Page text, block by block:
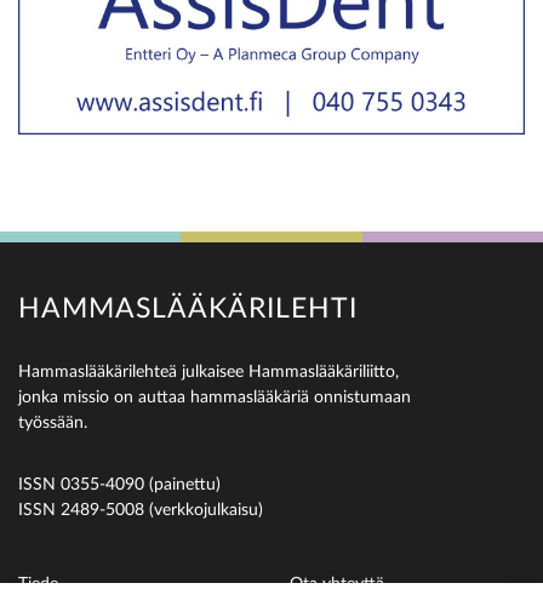
HAMMASLÄÄKÄRILEHTI
Hammaslääkärilehteä julkaisee Hammaslääkäriliitto,
jonka missio on auttaa hammaslääkäriä onnistumaan
työssään.
ISSN 0355-4090 (painettu)
ISSN 2489-5008 (verkkojulkaisu)
Tiede Ota yhteyttä